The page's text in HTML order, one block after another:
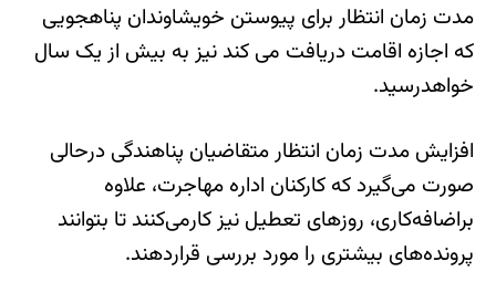
مدت زمان انتظار برای پیوستن خویشاوندان پناهجویی
که اجازه اقامت دریافت می کند نیز به بیش از یک سال
خواهدرسید.
افزایش مدت زمان انتظار متقاضیان پناهندگی درحالی
صورت می‌گیرد که کارکنان اداره مهاجرت، علاوه
براضافه‌کاری، روزهای تعطیل نیز کارمی‌کنند تا بتوانند
پرونده‌های بیشتری را مورد بررسی قراردهند.